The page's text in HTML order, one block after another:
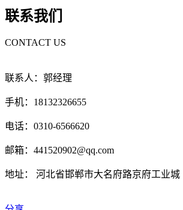
联系我们
CONTACT US
联系人：郭经理
手机：18132326655
电话：0310-6566620
邮箱：441520902@qq.com
地址： 河北省邯郸市大名府路京府工业城